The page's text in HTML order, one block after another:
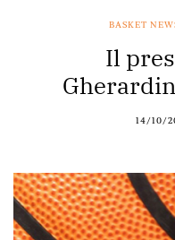
BASKET
Il
14/10/